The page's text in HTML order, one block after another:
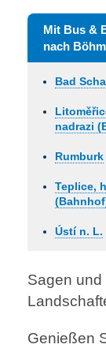
Mit Bus &
nach
Bad
nadrazi
Rumburk
Teplice,
Ústí n. L.
Sagen
Genießen